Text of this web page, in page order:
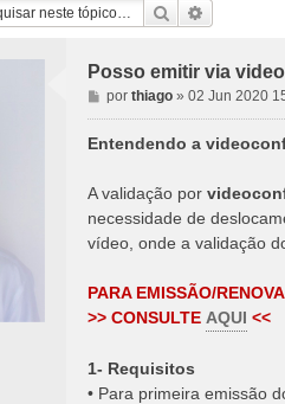
Pesquisar
Posso emitir via
M
e
n
g
e
m
por thiago» 02 Jun 2020
Entendendo a
A validação por
necessidade de
vídeo, onde a validação
PARA EMISSÃO/
>> CONSULTE AQUI <<
1- Requisitos
• Para primeira emissão